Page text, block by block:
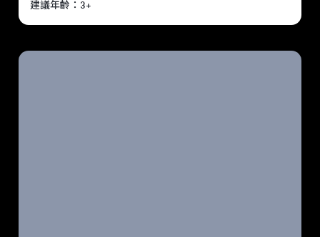
建議年齡：3+